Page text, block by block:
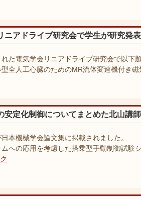
ニアドライブ研究会で学生が研究発表
た電気学会リニアドライブ研究会で以下
型全人工心臓のためのMR流体変速機付き
安定化制御についてまとめた北山講
本機械学会論文集に掲載されました。
への応用を考慮した搭乗型手動制御試験